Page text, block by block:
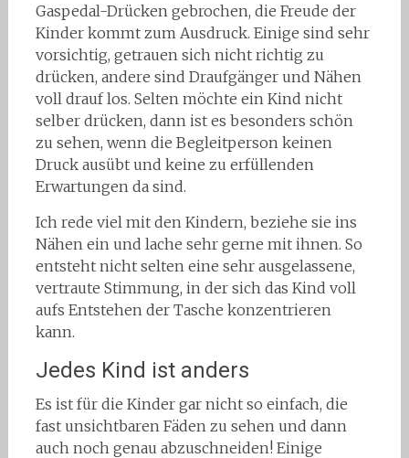
Gaspedal-Drücken gebrochen, die Freude der
Kinder kommt zum Ausdruck. Einige sind sehr
vorsichtig, getrauen sich nicht richtig zu
drücken, andere sind Draufgänger und Nähen
voll drauf los. Selten möchte ein Kind nicht
selber drücken, dann ist es besonders schön
zu sehen, wenn die Begleitperson keinen
Druck ausübt und keine zu erfüllenden
Erwartungen da sind.
Ich rede viel mit den Kindern, beziehe sie ins
Nähen ein und lache sehr gerne mit ihnen. So
entsteht nicht selten eine sehr ausgelassene,
vertraute Stimmung, in der sich das Kind voll
aufs Entstehen der Tasche konzentrieren
kann.
Jedes Kind ist anders
Es ist für die Kinder gar nicht so einfach, die
fast unsichtbaren Fäden zu sehen und dann
auch noch genau abzuschneiden! Einige